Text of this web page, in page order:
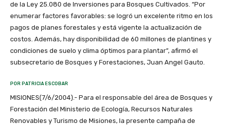
de la Ley 25.080 de Inversiones para Bosques Cultivados. “Por
enumerar factores favorables: se logró un excelente ritmo en los
pagos de planes forestales y está vigente la actualización de
costos. Además, hay disponibilidad de 60 millones de plantines y
condiciones de suelo y clima óptimos para plantar”, afirmó el
subsecretario de Bosques y Forestaciones, Juan Angel Gauto.
POR PATRICIA ESCOBAR
MISIONES(7/6/2004).- Para el responsable del área de Bosques y
Forestación del Ministerio de Ecología, Recursos Naturales
Renovables y Turismo de Misiones, la presente campaña de